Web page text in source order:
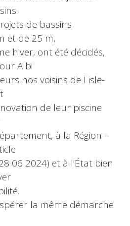
de bassins
et de 25 m,
hiver, ont été décidés,
Albi
nos voisins de Lisle-
de leur piscine
à la Région –
06 2024) et à l’État bien
la même démarche